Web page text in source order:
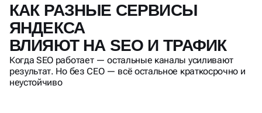
КАК РАЗНЫЕ СЕРВИСЫ
ЯНДЕКСА
ВЛИЯЮТ НА SEO И ТРАФИК
Когда SEO работает — остальные каналы усиливают
результат. Но без СЕО — всё остальное краткосрочно и
неустойчиво